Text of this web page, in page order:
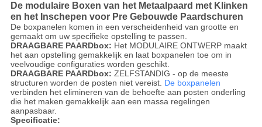
De modulaire Boxen van het Metaalpaard met Klinken
en het Inschepen voor Pre Gebouwde Paardschuren
De boxpanelen komen in een verscheidenheid van grootte en
gemaakt om uw specifieke opstelling te passen.
DRAAGBARE PAARDbox: Het MODULAIRE ONTWERP maakt
het aan opstelling gemakkelijk en laat boxpanelen toe om in
veelvoudige configuraties worden geschikt.
DRAAGBARE PAARDbox: ZELFSTANDIG - op de meeste
structuren worden de posten niet vereist. De boxpanelen
verbinden het elimineren van de behoefte aan posten onderling
die het maken gemakkelijk aan een massa regelingen
aanpasbaar.
Specificatie: